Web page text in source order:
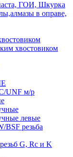
ГОИ, Шкурка
в оправе,
хвостовиком
UNF м/р
левые
резьба
G, Rc и K